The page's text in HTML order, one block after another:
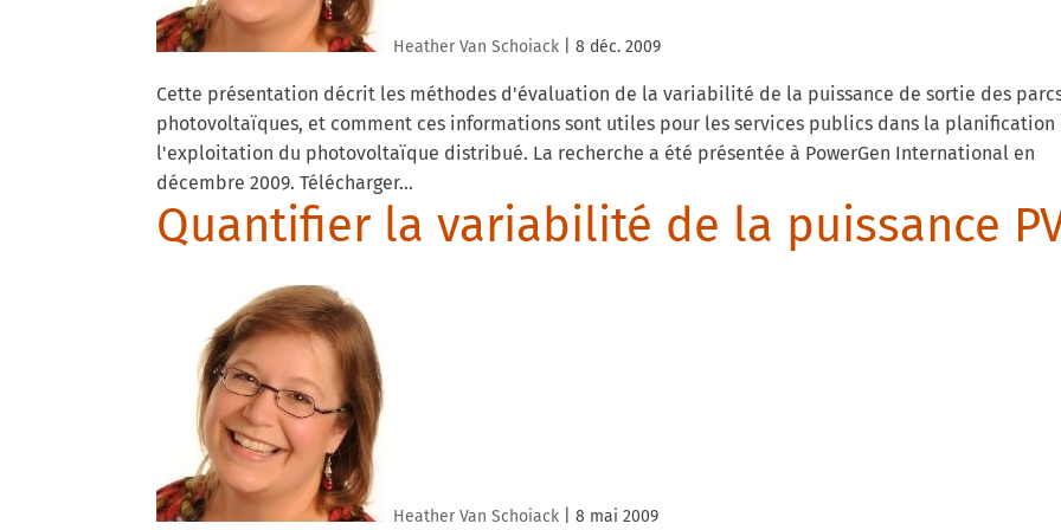
Heather Van Schoiack 8 déc. 2009
Cette présentation décrit les méthodes d'évaluation de la variabilité de la puissance de sortie des
photovoltaïques, et comment ces informations sont utiles pour les services publics dans la planification
l'exploitation du photovoltaïque distribué. La recherche a été présentée à PowerGen International en
décembre 2009. Télécharger...
Quantifier la variabilité de la puissance
Heather Van Schoiack 8 mai 2009